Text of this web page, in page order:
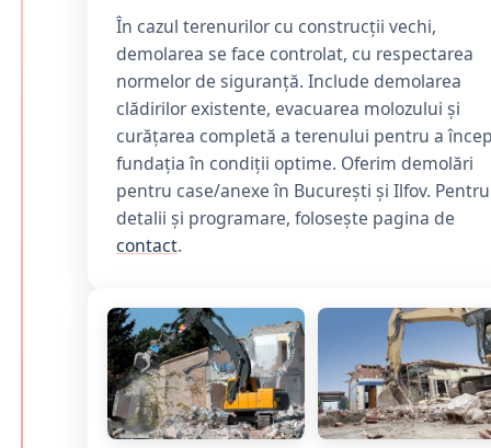
În cazul terenurilor cu construcții vechi,
demolarea se face controlat, cu respectarea
normelor de siguranță. Include demolarea
clădirilor existente, evacuarea molozului și
curățarea completă a terenului pentru a
fundația în condiții optime. Oferim demolări
pentru case/anexe în București și Ilfov. Pentru
detalii și programare, folosește pagina de
contact.